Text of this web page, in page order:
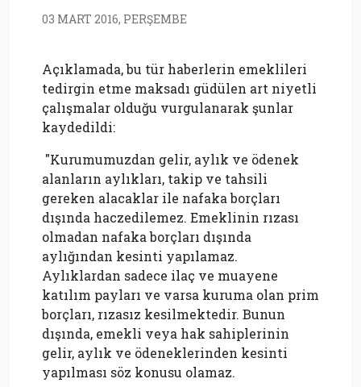
03 MART 2016, PERŞEMBE
Açıklamada, bu tür haberlerin emeklileri
tedirgin etme maksadı güdülen art niyetli
çalışmalar olduğu vurgulanarak şunlar
kaydedildi:
"Kurumumuzdan gelir, aylık ve ödenek
alanların aylıkları, takip ve tahsili
gereken alacaklar ile nafaka borçları
dışında haczedilemez. Emeklinin rızası
olmadan nafaka borçları dışında
aylığından kesinti yapılamaz.
Aylıklardan sadece ilaç ve muayene
katılım payları ve varsa kuruma olan prim
borçları, rızasız kesilmektedir. Bunun
dışında, emekli veya hak sahiplerinin
gelir, aylık ve ödeneklerinden kesinti
yapılması söz konusu olamaz.